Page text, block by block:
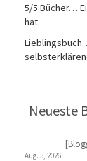
5/5 Bücher…
hat.
Neueste
Aug. 5, 2026